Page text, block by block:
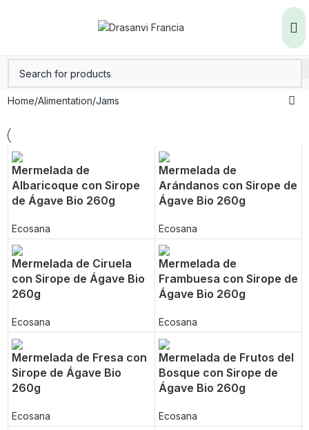
Home Alimentation Jams
Mermelada de
Albaricoque con Sirope
de Ágave Bio 260g
Ecosana
Mermelada de
Arándanos con Sirope de
Ágave Bio 260g
Ecosana
Mermelada de Ciruela
con Sirope de Ágave Bio
260g
Ecosana
Mermelada de
Frambuesa con Sirope de
Ágave Bio 260g
Ecosana
Mermelada de Fresa con
Sirope de Ágave Bio
260g
Ecosana
Mermelada de Frutos del
Bosque con Sirope de
Ágave Bio 260g
Ecosana